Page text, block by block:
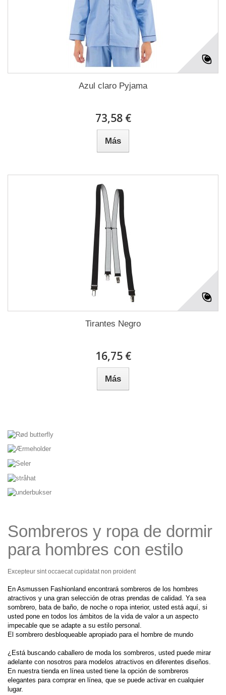
Azul claro Pyjama
73,58 €
Más
Tirantes Negro
16,75 €
Más
Sombreros y ropa de dormir
para hombres con estilo
Excepteur sint occaecat cupidatat non proident
En Asmussen Fashionland encontrará sombreros de los hombres
atractivos y una gran selección de otras prendas de calidad. Ya sea
sombrero, bata de baño, de noche o ropa interior, usted está aquí, si
usted pone en todos los ámbitos de la vida de valor a un aspecto
impecable que se adapte a su estilo personal .
El sombrero desbloqueable apropiado para el hombre de mundo
¿Está buscando caballero de moda los sombreros, usted puede mirar
adelante con nosotros para modelos atractivos en diferentes diseños.
En nuestra tienda en línea usted tiene la opción de sombreros
elegantes para comprar en línea, que se puede activar en cualquier
lugar.